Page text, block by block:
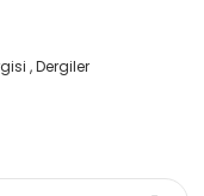
,Dergiler